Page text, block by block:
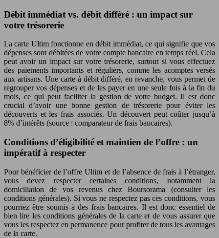
Débit immédiat vs. débit différé : un impact sur
votre trésorerie
La carte Ultim fonctionne en débit immédiat, ce qui signifie que vos
dépenses sont débitées de votre compte bancaire en temps réel. Cela
peut avoir un impact sur votre trésorerie, surtout si vous effectuez
des paiements importants et réguliers, comme les acomptes versés
aux artisans. Une carte à débit différé, en revanche, vous permet de
regrouper vos dépenses et de les payer en une seule fois à la fin du
mois, ce qui peut faciliter la gestion de votre budget. Il est donc
crucial d’avoir une bonne gestion de trésorerie pour éviter les
découverts et les frais associés. Un découvert peut coûter jusqu’à
8% d’intérêts (source : comparateur de frais bancaires).
Conditions d’éligibilité et maintien de l’offre : un
impératif à respecter
Pour bénéficier de l’offre Ultim et de l’absence de frais à l’étranger,
vous devez respecter certaines conditions, notamment la
domiciliation de vos revenus chez Boursorama (consulter les
conditions générales). Si vous ne respectez pas ces conditions, vous
pourriez être soumis à des frais bancaires. Il est donc essentiel de
bien lire les conditions générales de la carte et de vous assurer que
vous les respectez en permanence pour profiter de tous les avantages
de la carte.